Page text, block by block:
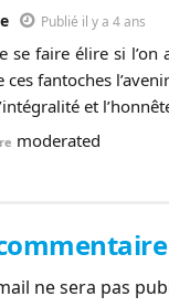
Publié il y a 4 ans
se faire élire si
ces fantoches
et
moderated
ne sera pas